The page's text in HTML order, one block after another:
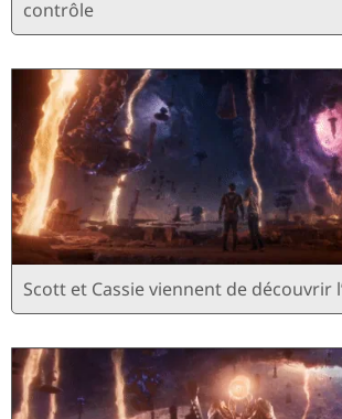
contrôle
Scott et Cassie viennent de découvrir